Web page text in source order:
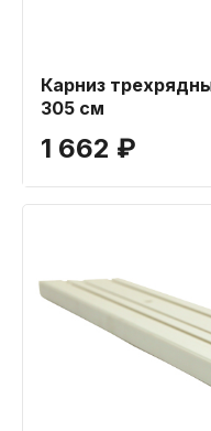
Карниз
305 см
1 662 ₽